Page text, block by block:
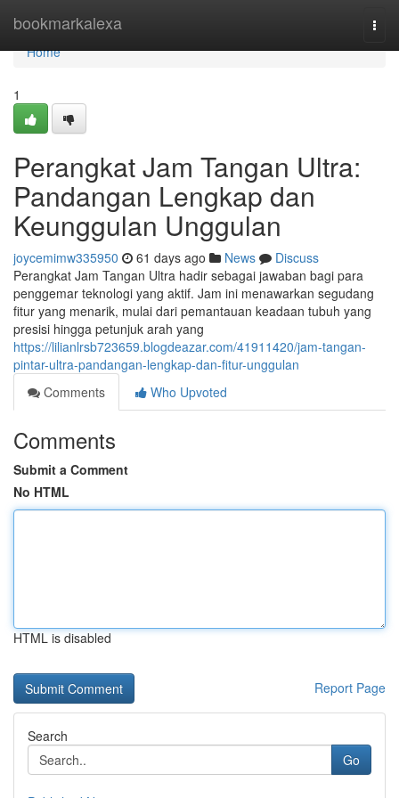
bookmarkalexa
Home
Home
1
Perangkat Jam Tangan Ultra:
Pandangan Lengkap dan
Keunggulan Unggulan
joycemimw335950 61 days ago News
Discuss
Perangkat Jam Tangan Ultra hadir sebagai jawaban bagi para
penggemar teknologi yang aktif. Jam ini menawarkan segudang
fitur yang menarik, mulai dari pemantauan keadaan tubuh yang
presisi hingga petunjuk arah yang
https://lilianlrsb723659.blogdeazar.com/41911420/jam-tangan-
pintar-ultra-pandangan-lengkap-dan-fitur-unggulan
Comments
Who Upvoted
Comments
Submit a Comment
No HTML
HTML is disabled
Report Page
Search
Go